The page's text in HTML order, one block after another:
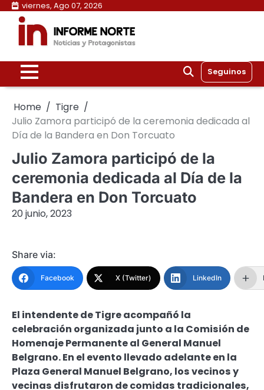
Skip
content
viernes, Ago 07, 2026
Seguinos
Home
Tigre
Julio Zamora participó de la ceremonia dedicada al
Día de la Bandera en Don Torcuato
Julio Zamora participó de la
ceremonia dedicada al Día de la
Bandera en Don Torcuato
20 junio, 2023
Share via:
Facebook X (Twitter) LinkedIn
El intendente de Tigre acompañó la
celebración organizada junto a la Comisión de
Homenaje Permanente al General Manuel
Belgrano. En el evento llevado adelante en la
Plaza General Manuel Belgrano, los vecinos y
vecinas disfrutaron de comidas tradicionales,